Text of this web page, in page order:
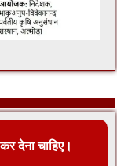
देना चाहिए।